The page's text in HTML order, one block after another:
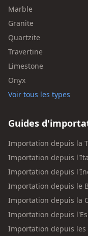
Marble
Granite
Quartzite
Travertine
Limestone
Onyx
Voir tous les types
Guides
Importation depuis la
Importation depuis
Importation depuis
Importation depuis le
Importation depuis la
Importation depuis
Importation depuis les